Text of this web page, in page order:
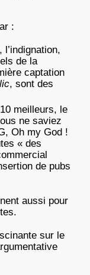
:
l’indignation,
de la
captation
, sont des
meilleurs, le
ne saviez
Oh my God !
« des
de pubs
aussi pour
sur le